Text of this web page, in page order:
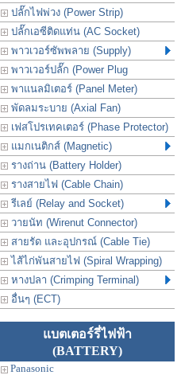
ปลั๊กไฟพ่วง (Power Strip)
ปลั๊กเอซีติดแท่น (AC Socket)
พาวเวอร์ซัพพลาย (Supply)
พาวเวอร์ปลั๊ก (Power Plug
พาแนลมิเตอร์ (Panel Meter)
พัดลมระบาย (Axial Fan)
เฟสโปรเทคเตอร์ (Phase Protector)
แมกเนติกส์ (Magnetic)
รางถ่าน (Battery Holder)
รางสายไฟ (Cable Chain)
รีเลย์ (Relay and Socket)
วายนัท (Wirenut Connector)
สายรัด และอุปกรณ์ (Cable Tie)
ไส้ไก่พันสายไฟ (Spiral Wrapping)
หางปลา (Crimping Terminal)
อื่นๆ (ECT)
แบตเตอร์รี่ไฟฟ้า
(BATTERY)
Panasonic